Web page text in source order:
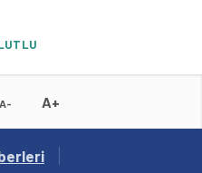
A- A+
Zengin Mutfağı GastroFest'te